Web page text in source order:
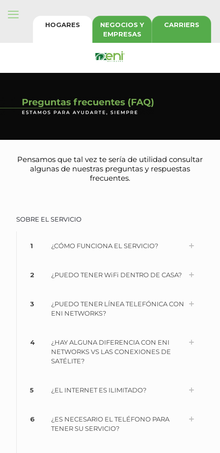
HOGARES
NEGOCIOS Y
EMPRESAS
CARRIERS
Pensamos que tal vez te sería de utilidad consultar
algunas de nuestras preguntas y respuestas
frecuentes.
SOBRE EL SERVICIO
1 ¿CÓMO FUNCIONA EL SERVICIO?
2 ¿PUEDO TENER WiFi DENTRO DE CASA?
3
¿PUEDO TENER LÍNEA TELEFÓNICA CON
ENI NETWORKS?
4
¿HAY ALGUNA DIFERENCIA CON ENI
NETWORKS VS LAS CONEXIONES DE
SATÉLITE?
5 ¿EL INTERNET ES ILIMITADO?
6
¿ES NECESARIO EL TELÉFONO PARA
TENER SU SERVICIO?